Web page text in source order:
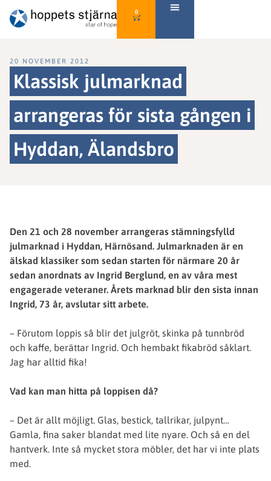
0
20 NOVEMBER 2012
Klassisk julmarknad
arrangeras för sista gången i
Hyddan, Älandsbro
Den 21 och 28 november arrangeras stämningsfylld
julmarknad i Hyddan, Härnösand. Julmarknaden är en
älskad klassiker som sedan starten för närmare 20 år
sedan anordnats av Ingrid Berglund, en av våra mest
engagerade veteraner. Årets marknad blir den sista innan
Ingrid, 73 år, avslutar sitt arbete.
– Förutom loppis så blir det julgröt, skinka på tunnbröd
och kaffe, berättar Ingrid. Och hembakt fikabröd såklart.
Jag har alltid fika!
Vad kan man hitta på loppisen då?
– Det är allt möjligt. Glas, bestick, tallrikar, julpynt…
Gamla, fina saker blandat med lite nyare. Och så en del
hantverk. Inte så mycket stora möbler, det har vi inte plats
med.